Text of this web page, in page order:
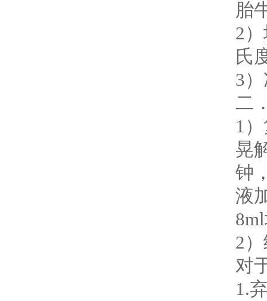
胎
2
氏
3
二
1
晃
钟
液
2
对
1.